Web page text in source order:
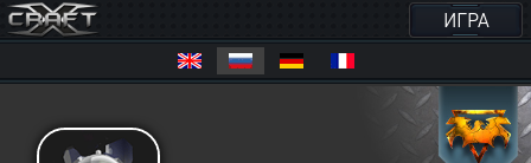
ИГРА